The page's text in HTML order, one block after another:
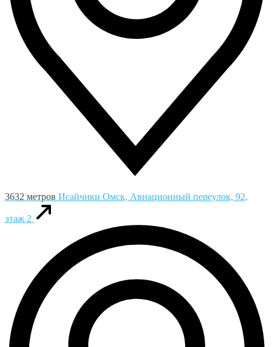
3632 метров Исайчики Омск, Авиационный переулок, 92,
этаж 2